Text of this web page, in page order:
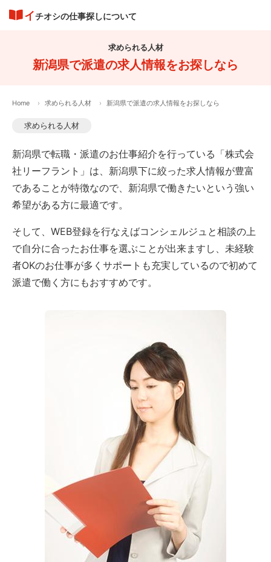
イチオシの仕事探しについて
求められる人材
新潟県で派遣の求人情報をお探しなら
Home 求められる人材 新潟県で派遣の求人情報をお探しなら
求められる人材
新潟県で転職・派遣のお仕事紹介を行っている「株式会
社リーフラント」は、新潟県下に絞った求人情報が豊富
であることが特徴なので、新潟県で働きたいという強い
希望がある方に最適です。
そして、WEB登録を行なえばコンシェルジュと相談の上
で自分に合ったお仕事を選ぶことが出来ますし、未経験
者OKのお仕事が多くサポートも充実しているので初めて
派遣で働く方にもおすすめです。